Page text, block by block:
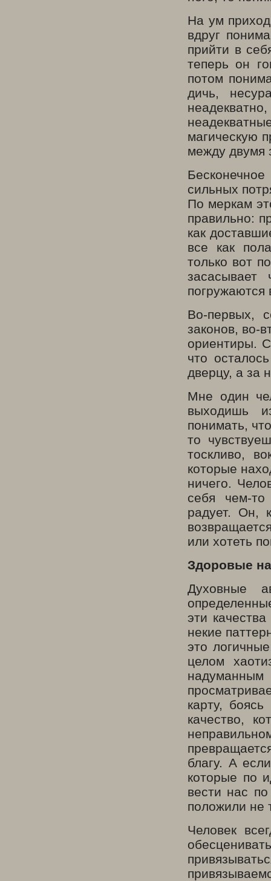
На ум
вдруг
прийти в
теперь он
потом
дичь,
магическую
между двумя
сильных
По меркам
правильно:
как
все как
только вот
погружаются
Во-первых,
законов, во-
ориентиры.
что
дверцу, а за
Мне один
выходишь
понимать,
то
тоскливо,
которые
ничего.
себя чем-
радует. Он,
или хотеть
Здоровые
Духовные
эти
некие
это
целом
карту,
качество,
благу. А
которые по
вести нас
положили не
Человек